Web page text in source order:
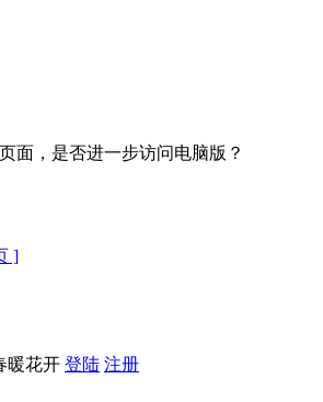
面，是否进一步访问电脑版？
]
暖花开 登陆 注册